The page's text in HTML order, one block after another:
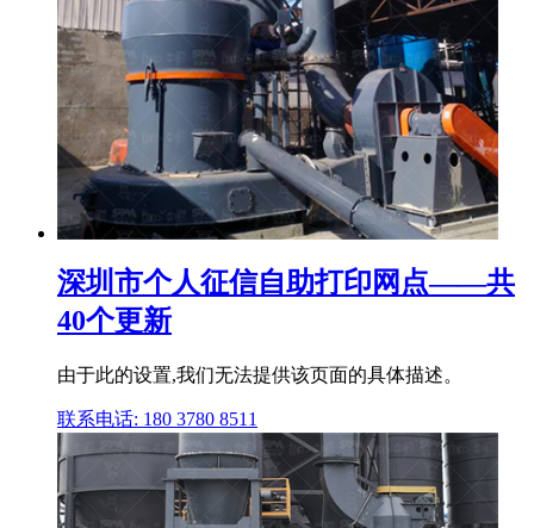
深圳市个人征信自助打印网点——共
40个更新
由于此的设置,我们无法提供该页面的具体描述。
联系电话: 180 3780 8511